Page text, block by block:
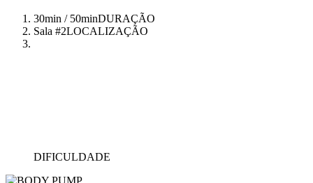
30min / 50minDURAÇÃO
Sala #2LOCALIZAÇÃO
DIFICULDADE